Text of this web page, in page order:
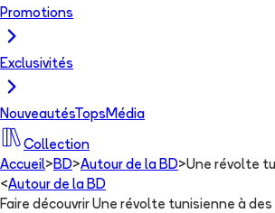
Promotions
Exclusivités
NouveautésTops Média
Collection
Accueil> BD>Autour de la BD>Une révolte
<Autour de la BD
Faire découvrir Une révolte tunisienne à des